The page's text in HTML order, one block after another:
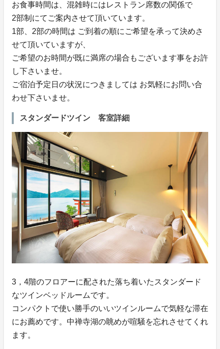
お食事時間は、混雑時にはレストラン席数の関係で
2部制にてご案内させて頂いています。
1部、2部の時間は ご到着の順にご希望を承って決めさ
せて頂いていますが、
ご希望のお時間が既に満席の場合もございます事をお許
し下さいませ。
ご宿泊予定日の状況につきましては お気軽にお問い合
わせ下さいませ。
スタンダードツイン 客室詳細
3，4階のフロアーに配された落ち着いたスタンダード
なツインベッドルームです。
コンパクトで使い勝手のいいツインルームで気軽な滞在
にお薦めです。中禅寺湖の眺めが喧騒を忘れさせてくれ
ます。